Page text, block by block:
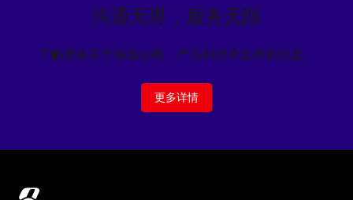
沟通无界，服务无限
了解更多关于移远公司、产品和技术支持的信息。
更多详情